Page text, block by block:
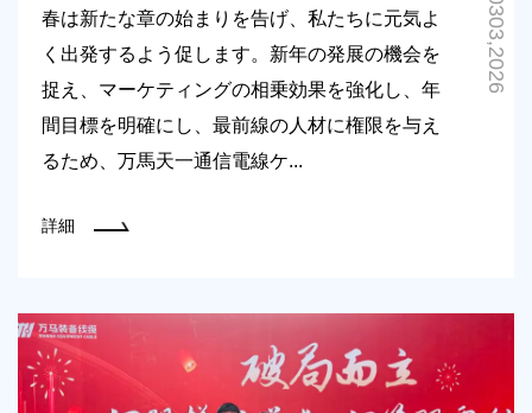
春は新たな章の始まりを告げ、私たちに元気よ
く出発するよう促します。新年の発展の機会を
捉え、マーケティングの相乗効果を強化し、年
間目標を明確にし、最前線の人材に権限を与え
るため、万馬天一通信電線ケ...
詳細
0303,2026